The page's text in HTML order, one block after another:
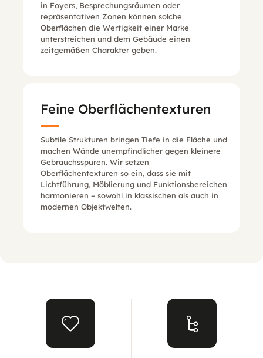
in Foyers, Besprechungsräumen oder
repräsentativen Zonen können solche
Oberflächen die Wertigkeit einer Marke
unterstreichen und dem Gebäude einen
zeitgemäßen Charakter geben.
Feine Oberflächentexturen
Subtile Strukturen bringen Tiefe in die Fläche und
machen Wände unempfindlicher gegen kleinere
Gebrauchsspuren. Wir setzen
Oberflächentexturen so ein, dass sie mit
Lichtführung, Möblierung und Funktionsbereichen
harmonieren – sowohl in klassischen als auch in
modernen Objektwelten.